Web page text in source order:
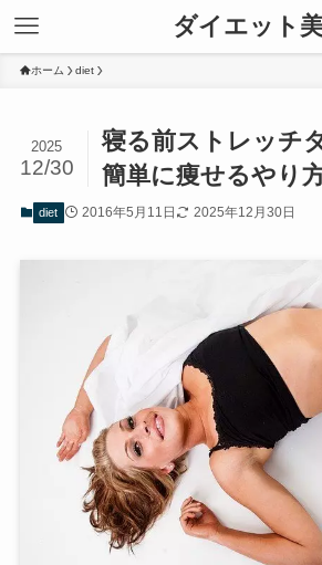
ダイエット
ホーム diet
寝る前ストレッチ
簡単に痩せるやり
2025
12/30
diet 2016年5月11日 2025年12月30日